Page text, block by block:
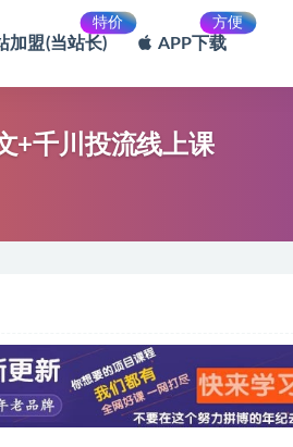
加盟(当站长)
特价
APP下载
方便
+千川投流线上课